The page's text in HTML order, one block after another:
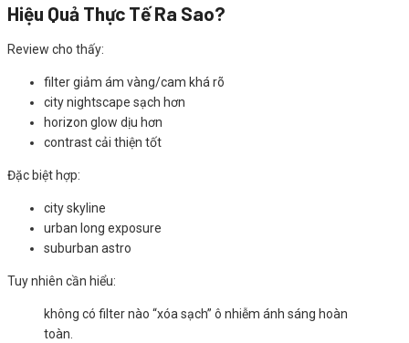
Hiệu Quả Thực Tế Ra Sao?
Review cho thấy:
filter giảm ám vàng/cam khá rõ
city nightscape sạch hơn
horizon glow dịu hơn
contrast cải thiện tốt
Đặc biệt hợp:
city skyline
urban long exposure
suburban astro
Tuy nhiên cần hiểu:
không có filter nào “xóa sạch” ô nhiễm ánh sáng hoàn
toàn.